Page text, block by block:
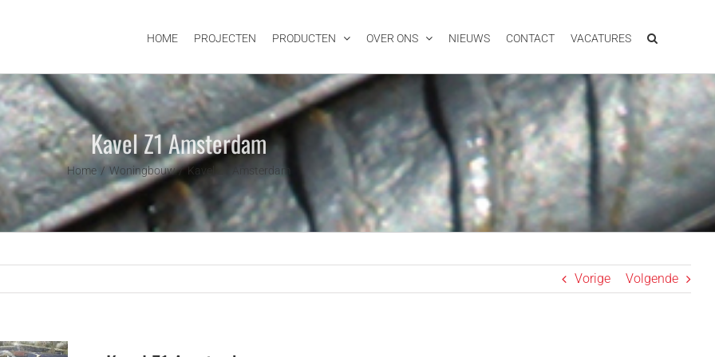
HOME PROJECTEN PRODUCTEN OVER ONS NIEUWS CONTACT VACATURES
Kavel Z1 Amsterdam
Home Woningbouw Kavel Z1 Amsterdam
Vorige Volgende